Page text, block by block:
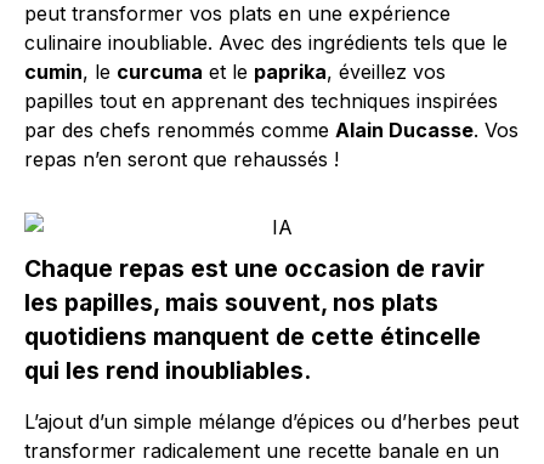
peut transformer vos plats en une expérience
culinaire inoubliable. Avec des ingrédients tels que le
cumin, le curcuma et le paprika, éveillez vos
papilles tout en apprenant des techniques inspirées
par des chefs renommés comme Alain Ducasse. Vos
repas n’en seront que rehaussés !
Chaque repas est une occasion de ravir
les papilles, mais souvent, nos plats
quotidiens manquent de cette étincelle
qui les rend inoubliables.
L’ajout d’un simple mélange d’épices ou d’herbes peut
transformer radicalement une recette banale en un